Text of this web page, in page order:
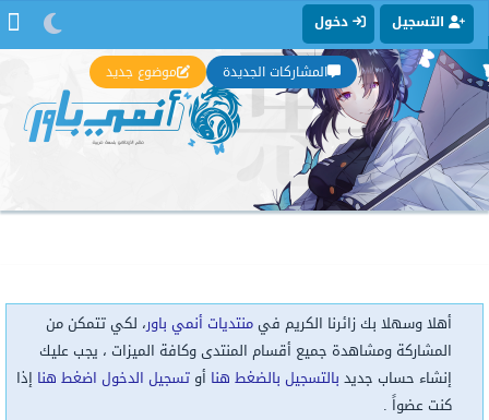
التسجيل دخول
المشاركات الجديدة موضوع جديد
أهلا وسهلا بك زائرنا الكريم فيمنتديات أنمي باور، لكي تتمكن من
المشاركة ومشاهدة جميع أقسام المنتدى وكافة الميزات ، يجب عليك
إنشاء حساب جديد بالتسجيل بالضغط هنا أوتسجيل الدخول اضغط هنا إذا
كنت عضواً .